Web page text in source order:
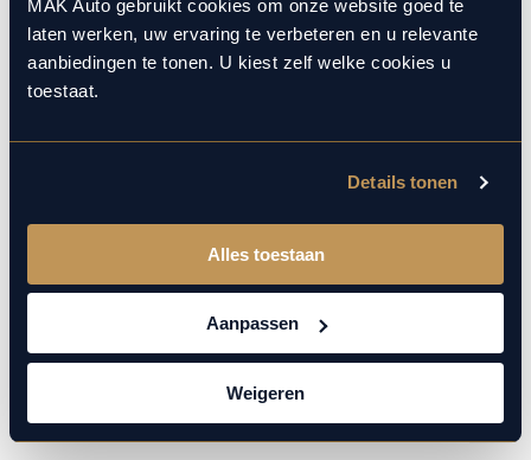
MAK Auto gebruikt cookies om onze website goed te
laten werken, uw ervaring te verbeteren en u relevante
aanbiedingen te tonen. U kiest zelf welke cookies u
toestaat.
Details tonen
Alles toestaan
Aanpassen
Weigeren
verzorgen het onderhoud op hetzelfde niveau als een
merkdealer, met behoud van de fabrieksgarantie. Kom
gerust langs in onze werkplaats voor een APK of een
Hoe weet ik welk onderhoud mijn
auto nodig heeft en wanneer?
Is vervangend vervoer mogelijk?